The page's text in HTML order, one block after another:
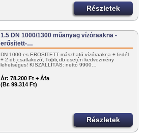
Részletek
1.5 DN 1000/1300 műanyag vízóraakna -
erősített-…
DN 1000-es ERŐSÍTETT mászható vízóraakna + fedél
+ 2 db csatlakozó! Több db esetén kedvezmény
lehetséges! KISZÁLLÍTÁS: nettó 9900…
Ár: 78.200 Ft + Áfa
(Br. 99.314 Ft)
Részletek